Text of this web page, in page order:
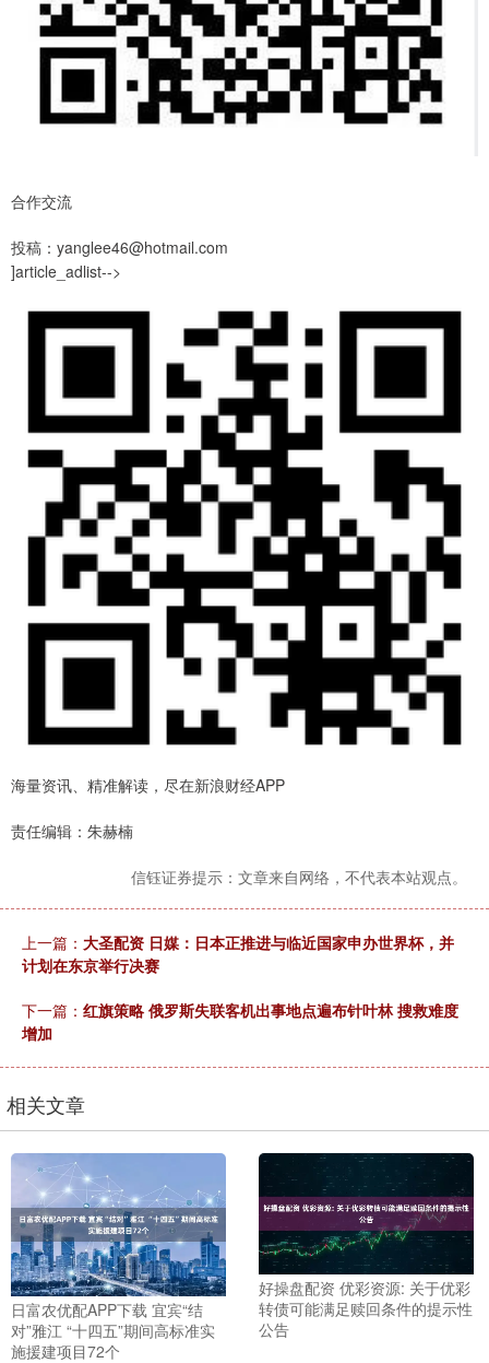
合作交流
投稿：yanglee46@hotmail.com
]article_adlist-->
海量资讯、精准解读，尽在新浪财经APP
责任编辑：朱赫楠
信钰证券提示：文章来自网络，不代表本站观点。
上一篇： 大圣配资 日媒：日本正推进与临近国家申办世界杯，并
计划在东京举行决赛
下一篇： 红旗策略 俄罗斯失联客机出事地点遍布针叶林 搜救难度
增加
相关文章
日富农优配APP下载 宜宾“结
对”雅江 “十四五”期间高标准实
施援建项目72个
好操盘配资 优彩资源: 关于优彩
转债可能满足赎回条件的提示性
公告